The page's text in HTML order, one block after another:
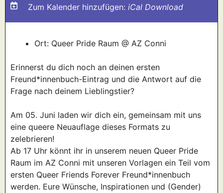
Zum Kalender hinzufügen: iCal Download
Ort: Queer Pride Raum @ AZ Conni
Erinnerst du dich noch an deinen ersten
Freund*innenbuch-Eintrag und die Antwort auf die
Frage nach deinem Lieblingstier?
Am 05. Juni laden wir dich ein, gemeinsam mit uns
eine queere Neuauflage dieses Formats zu
zelebrieren!
Ab 17 Uhr könnt ihr in unserem neuen Queer Pride
Raum im AZ Conni mit unseren Vorlagen ein Teil vom
ersten Queer Friends Forever Freund*innenbuch
werden. Eure Wünsche, Inspirationen und (Gender)